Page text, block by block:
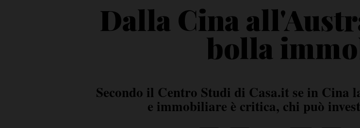
Dalla Cina
bolla
Secondo il Centro Studi di Casa.it se in Cina
e immobiliare è critica, chi può